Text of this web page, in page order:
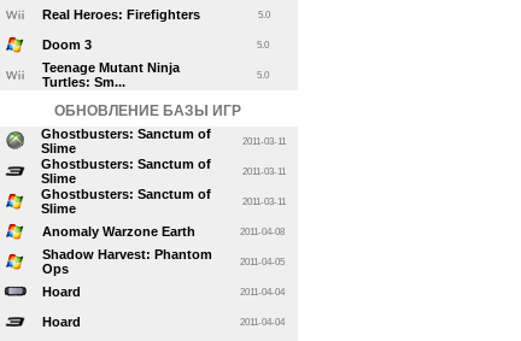
Real Heroes: Firefighters 5.0
Doom 3 5.0
Teenage Mutant Ninja
Turtles: Sm...
5.0
ОБНОВЛЕНИЕ БАЗЫ ИГР
Ghostbusters: Sanctum of
Slime
2011-03-11
Ghostbusters: Sanctum of
Slime
2011-03-11
Ghostbusters: Sanctum of
Slime
2011-03-11
Anomaly Warzone Earth 2011-04-08
Shadow Harvest: Phantom
Ops
2011-04-05
Hoard 2011-04-04
Hoard 2011-04-04